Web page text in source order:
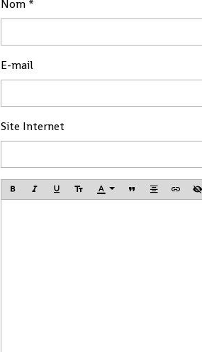
compétitivité du
a déclaré Madame
générale de
Terminal.
son affluence habituelle à
Nom
E-mail
Site Internet